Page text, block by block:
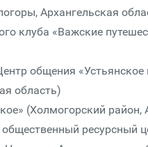
Архангельская
клуба «Важские
общения «Устьянское
область)
(Холмогорский район,
ресурсный